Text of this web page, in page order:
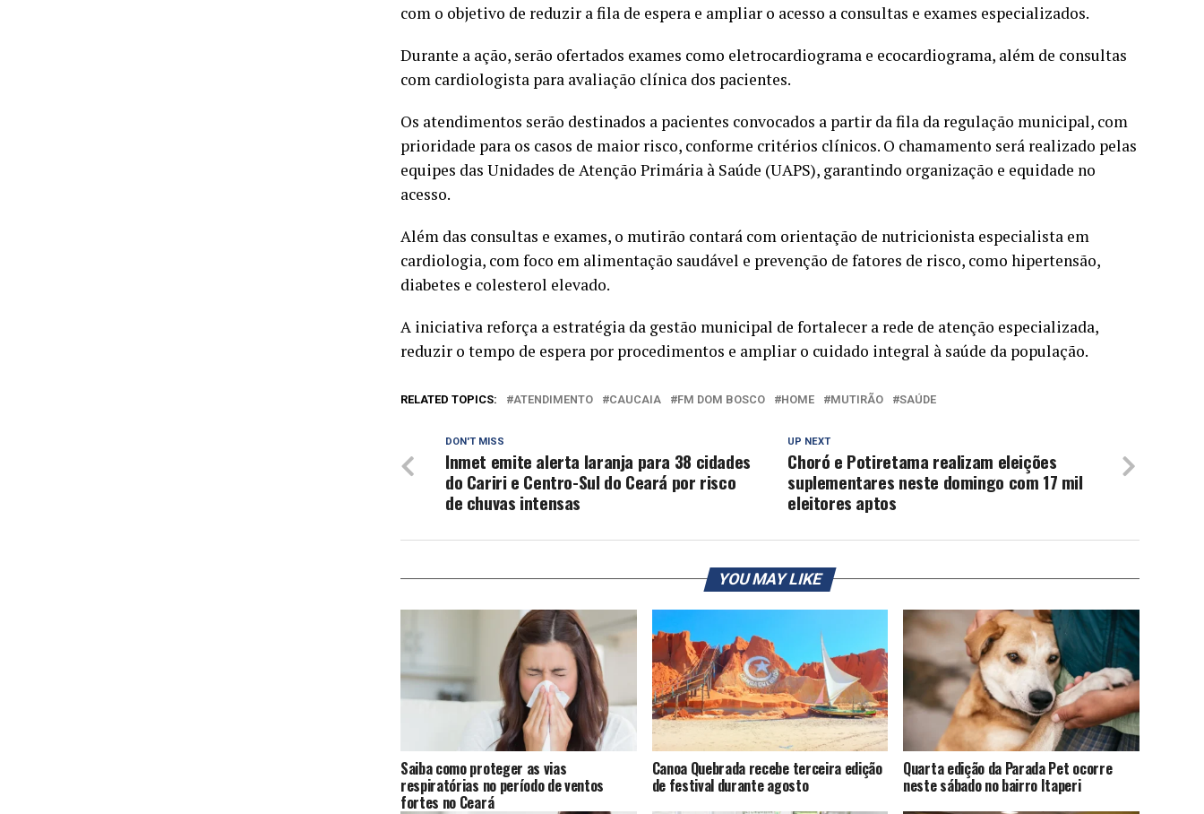
com o objetivo de reduzir a fila de espera e ampliar o acesso a consultas e exames especializados.
Durante a ação, serão ofertados exames como eletrocardiograma e ecocardiograma, além de consultas
com cardiologista para avaliação clínica dos pacientes.
Os atendimentos serão destinados a pacientes convocados a partir da fila da regulação municipal, com
prioridade para os casos de maior risco, conforme critérios clínicos. O chamamento será realizado pelas
equipes das Unidades de Atenção Primária à Saúde (UAPS), garantindo organização e equidade no
acesso.
Além das consultas e exames, o mutirão contará com orientação de nutricionista especialista em
cardiologia, com foco em alimentação saudável e prevenção de fatores de risco, como hipertensão,
diabetes e colesterol elevado.
A iniciativa reforça a estratégia da gestão municipal de fortalecer a rede de atenção especializada,
reduzir o tempo de espera por procedimentos e ampliar o cuidado integral à saúde da população.
RELATED TOPICS: ATENDIMENTO CAUCAIA FM DOM BOSCO HOME MUTIRÃO SAÚDE
UP NEXT
Choró e Potiretama realizam eleições
suplementares neste domingo com 17 mil
eleitores aptos
DON'T MISS
Inmet emite alerta laranja para 38 cidades
do Cariri e Centro-Sul do Ceará por risco
de chuvas intensas
YOU MAY LIKE
Saiba como proteger as vias
respiratórias no período de ventos
fortes no Ceará
Canoa Quebrada recebe terceira edição
de festival durante agosto
Quarta edição da Parada Pet ocorre
neste sábado no bairro Itaperi